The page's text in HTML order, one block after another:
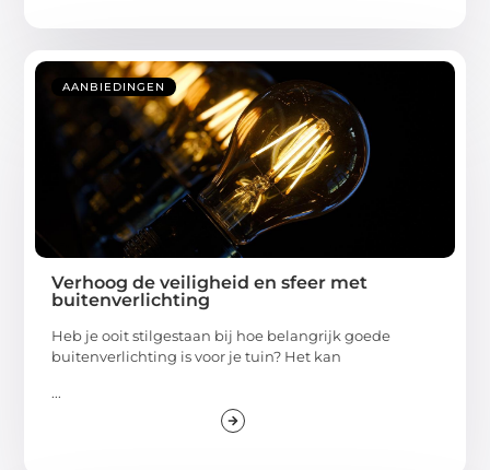
AANBIEDINGEN
Verhoog de veiligheid en sfeer met
buitenverlichting
Heb je ooit stilgestaan bij hoe belangrijk goede
buitenverlichting is voor je tuin? Het kan
...